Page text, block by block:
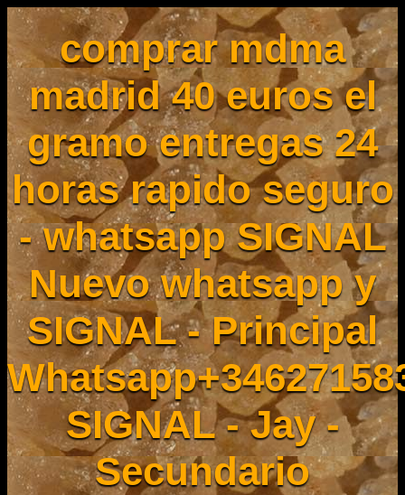
comprar mdma
madrid 40 euros el
gramo entregas 24
horas rapido seguro
- whatsapp SIGNAL
Nuevo whatsapp y
SIGNAL - Principal
SIGNAL - Jay -
Secundario